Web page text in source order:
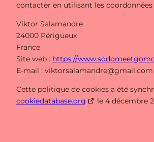
contacter en utilisant les coordonnées
Viktor Salamandre
24000 Périgueux
France
Site web : https://
E-mail : viktorsalamandre@gmail.com
Cette politique de cookies a été
cookiedatabase.org
le 4 décembre